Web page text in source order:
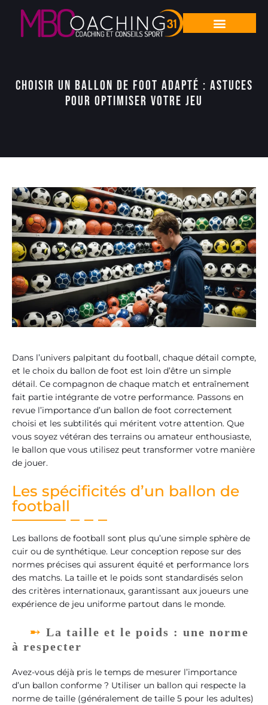
Choisir un ballon de foot adapté : astuces
pour optimiser votre jeu
Dans l’univers palpitant du football, chaque détail compte,
et le choix du ballon de foot est loin d’être un simple
détail. Ce compagnon de chaque match et entraînement
fait partie intégrante de votre performance. Passons en
revue l’importance d’un ballon de foot correctement
choisi et les subtilités qui méritent votre attention. Que
vous soyez vétéran des terrains ou amateur enthousiaste,
le ballon que vous utilisez peut transformer votre manière
de jouer.
Les spécificités d’un ballon de
football
Les ballons de football sont plus qu’une simple sphère de
cuir ou de synthétique. Leur conception repose sur des
normes précises qui assurent équité et performance lors
des matchs. La taille et le poids sont standardisés selon
des critères internationaux, garantissant aux joueurs une
expérience de jeu uniforme partout dans le monde.
La taille et le poids : une norme
à respecter
Avez-vous déjà pris le temps de mesurer l’importance
d’un ballon conforme ? Utiliser un ballon qui respecte la
norme de taille (généralement de taille 5 pour les adultes)